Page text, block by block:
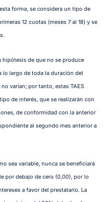
forma, se considera un tipo de
12 cuotas (meses 7 al 18) y se
hipótesis de que no se produce
largo de toda la duración del
varían; por tanto, estas TAES
de interés, que se realizarán con
de conformidad con la anterior
al segundo mes anterior a
sea variable, nunca se beneficiará
por debajo de cero (0,00), por lo
a favor del prestatario. La